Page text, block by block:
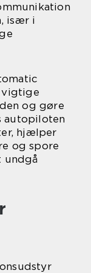
især i
vigtige
og gøre
autopiloten
hjælper
og spore
undgå